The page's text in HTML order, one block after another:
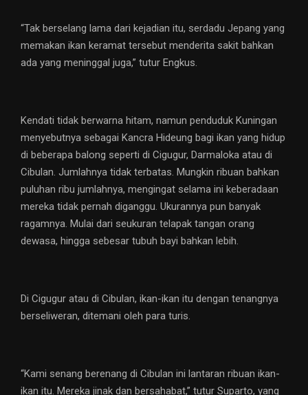
“Tak berselang lama dari kejadian itu, serdadu Jepang yang
memakan ikan keramat tersebut menderita sakit bahkan
ada yang meninggal juga,” tutur Engkus.
Kendati tidak berwarna hitam, namun penduduk Kuningan
menyebutnya sebagai Kancra Hideung bagi ikan yang hidup
di beberapa balong seperti di Cigugur, Darmaloka atau di
Cibulan. Jumlahnya tidak terbatas. Mungkin ribuan bahkan
puluhan ribu jumlahnya, mengingat selama ini keberadaan
mereka tidak pernah diganggu. Ukurannya pun banyak
ragamnya. Mulai dari seukuran telapak tangan orang
dewasa, hingga sebesar tubuh bayi bahkan lebih.
Di Cigugur atau di Cibulan, ikan-ikan itu dengan tenangnya
berseliweran, ditemani oleh para turis.
“Kami senang berenang di Cibulan ini lantaran ribuan ikan-
ikan itu. Mereka jinak dan bersahabat,” tutur Suparto, yang